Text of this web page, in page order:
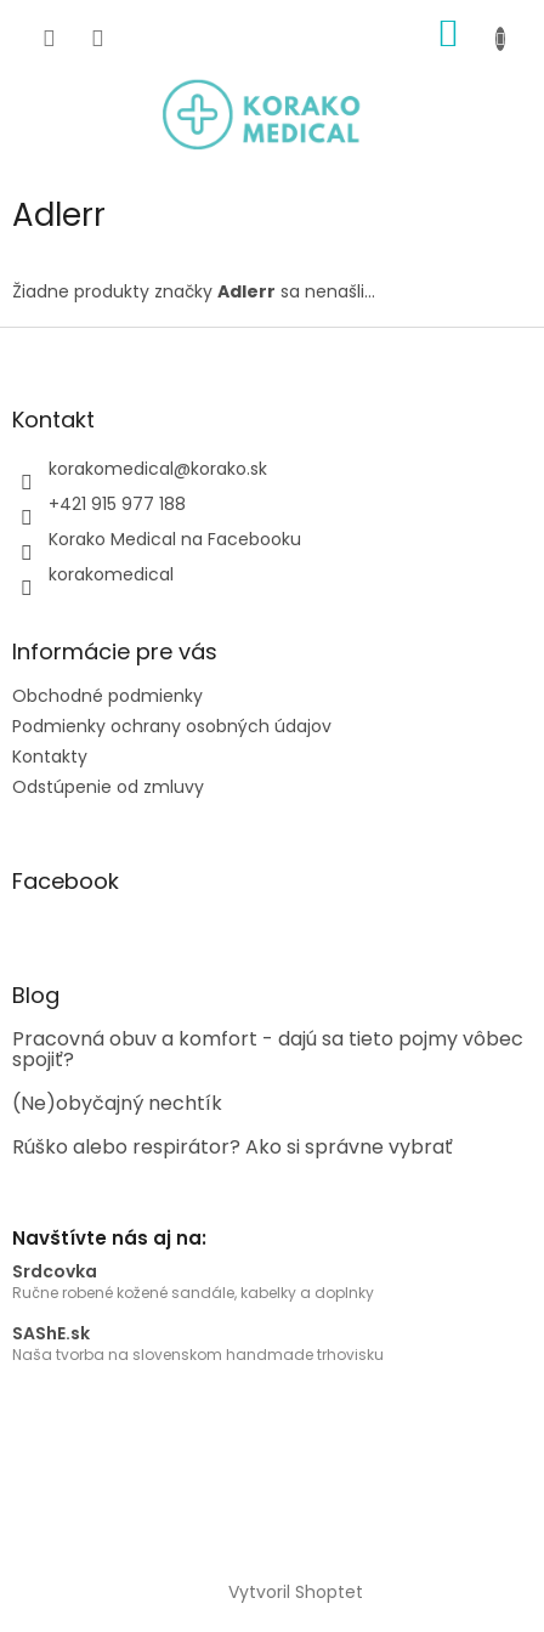
KOŠÍK
Adlerr
Žiadne produkty značky Adlerr sa nenašli...
Z
äKontakt
korakomedical@korako.sk
+421 915 977 188
Korako Medical na Facebooku
korakomedical
Informácie pre vás
Obchodné podmienky
Podmienky ochrany osobných údajov
Kontakty
Odstúpenie od zmluvy
Facebook
Blog
Pracovná obuv a komfort - dajú sa tieto pojmy vôbec
spojiť?
(Ne)obyčajný nechtík
Rúško alebo respirátor? Ako si správne vybrať
Navštívte nás aj na:
Srdcovka
Ručne robené kožené sandále, kabelky a doplnky
SAShE.sk
Naša tvorba na slovenskom handmade trhovisku
Vytvoril Shoptet